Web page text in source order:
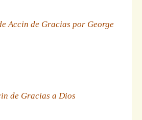
Accin de Gracias por George
de Gracias a Dios